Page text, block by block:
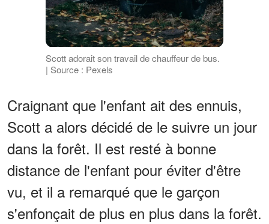
Scott adorait son travail de chauffeur de bus.
| Source : Pexels
Craignant que l'enfant ait des ennuis,
Scott a alors décidé de le suivre un jour
dans la forêt. Il est resté à bonne
distance de l'enfant pour éviter d'être
vu, et il a remarqué que le garçon
s'enfonçait de plus en plus dans la forêt.